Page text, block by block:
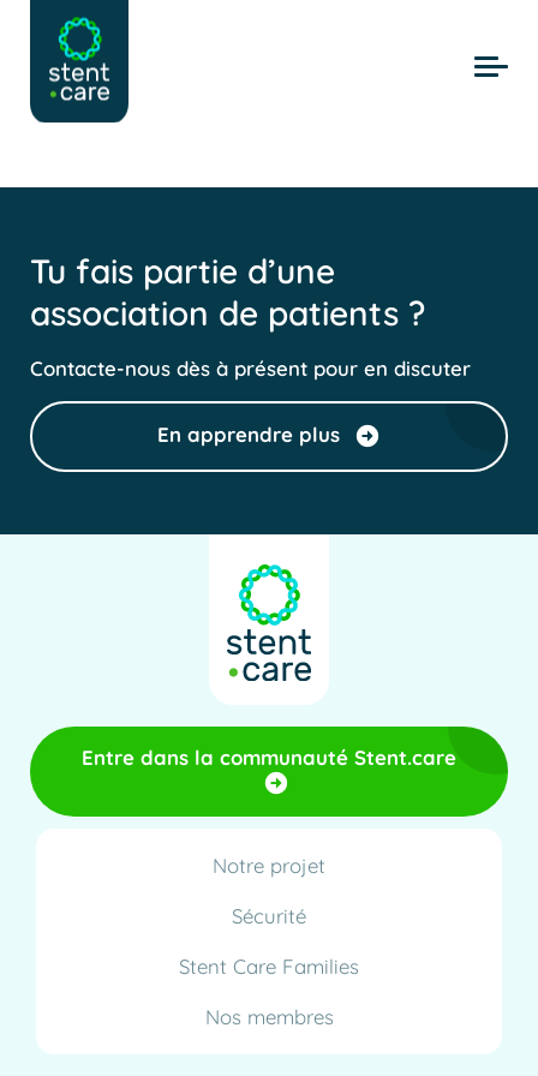
Skip to main content
Tu fais partie d’une
association de patients ?
Contacte-nous dès à présent pour en discuter
En apprendre plus
Entre dans la communauté Stent.care
Notre projet
Sécurité
Stent Care Families
Nos membres